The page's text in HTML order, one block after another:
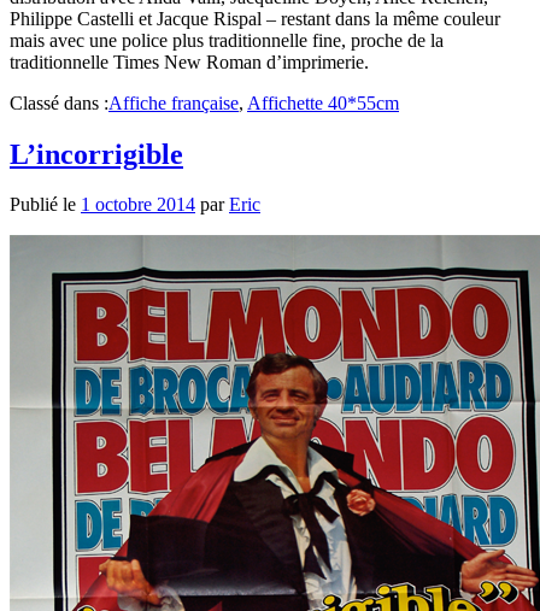
Philippe Castelli et Jacque Rispal – restant dans la même couleur
mais avec une police plus traditionnelle fine, proche de la
traditionnelle Times New Roman d’imprimerie.
Classé dans :Affiche française, Affichette 40*55cm
L’incorrigible
Publié le 1 octobre 2014 parEric